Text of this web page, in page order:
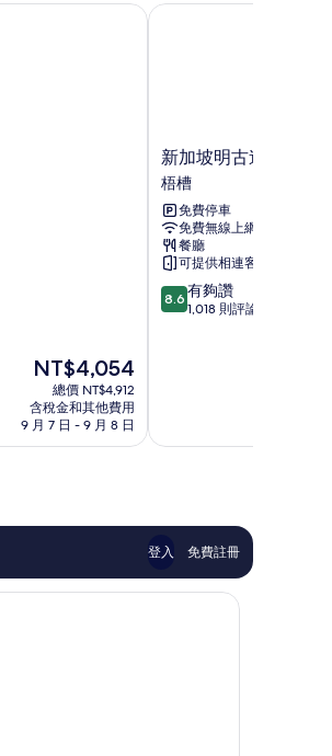
現
價
格
為
NT$4,054
總價 NT$4,912
含稅金和其他費用
9 月 7 日 - 9 月 8 日
新
加
坡
明
古
連
街
宜
必
新加坡明古連街宜必
梧槽
免費停車
免費無線上網
餐廳
可提供相連客房
8.6
分，
讚，
論
8.6 有夠讚
1,018 則評論
新加坡明古連街宜必思
登入 免費註冊